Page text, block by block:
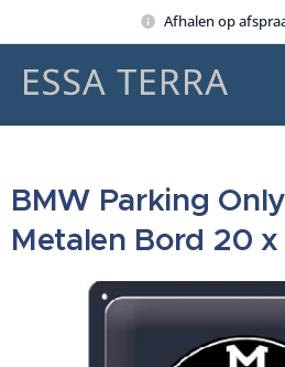
Afhalen op
BMW Parking
Metalen Bord 20